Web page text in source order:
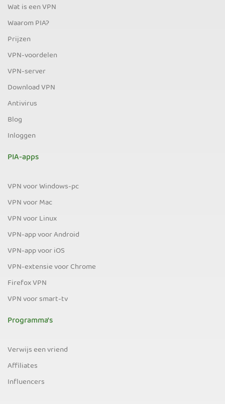
Wat is een VPN
Waarom PIA?
Prijzen
VPN-voordelen
VPN-server
Download VPN
Antivirus
Blog
Inloggen
PIA-apps
VPN voor Windows-pc
VPN voor Mac
VPN voor Linux
VPN-app voor Android
VPN-app voor iOS
VPN-extensie voor Chrome
Firefox VPN
VPN voor smart-tv
Programma's
Verwijs een vriend
Affiliates
Influencers